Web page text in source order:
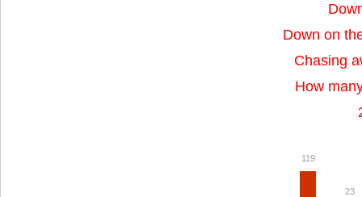
Down on
Chasing
How
119
23